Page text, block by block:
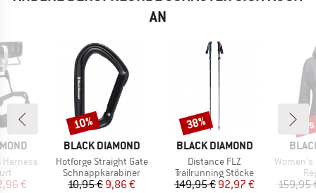
AN
Preis
€
MARKE
BLACK DIAMOND
Artikel
Hotforge Straight Gate
Produktgruppe
Schnappkarabiner
Preis
10,95 €reduzierter Preis
9,86 €
Rabatt
10%
MARKE
BLACK DIAMOND
Artikel
Distance FLZ
Produktgruppe
Trailrunning Stöcke
Preis
149,95 €reduzierter Preis
92,97 €
Rabatt
38%
Artikel
Women's
159,95